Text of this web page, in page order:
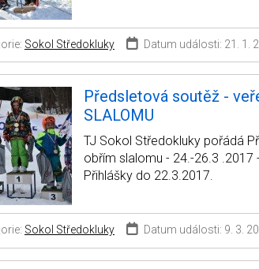
Sokol Středokluky Datum události: 21. 1.
Předsletová soutěž -
SLALOMU
TJ Sokol Středokluky pořádá
obřím slalomu - 24.-26.3 .2017
Přihlášky do 22.3.2017.
Sokol Středokluky Datum události: 9. 3.